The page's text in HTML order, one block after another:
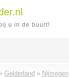
u in de buurt!
» Gelderland » Nijmegen